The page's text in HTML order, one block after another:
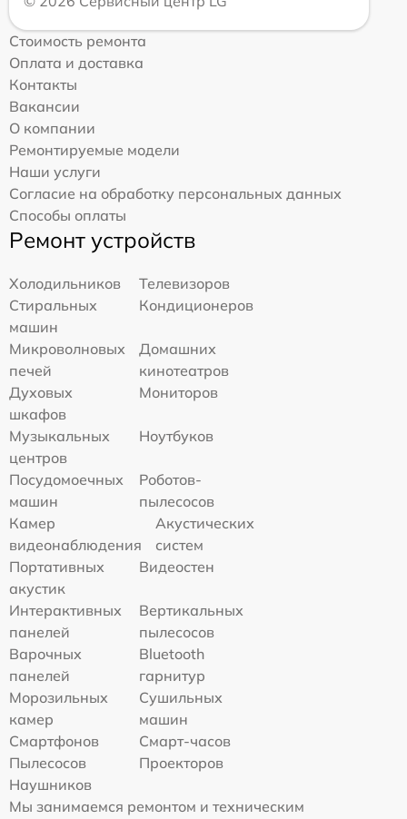
Стоимость ремонта
Оплата и доставка
Контакты
Вакансии
О компании
Ремонтируемые модели
Наши услуги
Согласие на обработку персональных данных
Способы оплаты
Ремонт устройств
Холодильников
Телевизоров
Стиральных
машин
Кондиционеров
Микроволновых
печей
Домашних
кинотеатров
Духовых
шкафов
Мониторов
Музыкальных
центров
Ноутбуков
Посудомоечных
машин
Роботов-
пылесосов
Камер
видеонаблюдения
Акустических
систем
Портативных
акустик
Видеостен
Интерактивных
панелей
Вертикальных
пылесосов
Варочных
панелей
Bluetooth
гарнитур
Морозильных
камер
Сушильных
машин
Смартфонов
Смарт-часов
Пылесосов
Проекторов
Наушников
Мы занимаемся ремонтом и техническим